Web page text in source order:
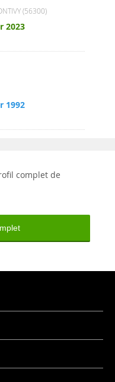
(56300)
2023
1992
complet de